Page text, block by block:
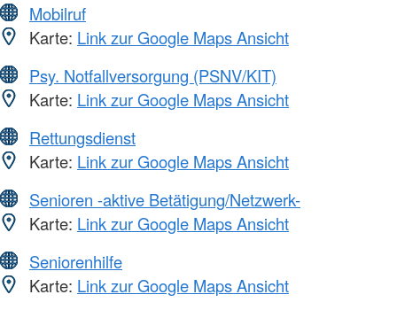
Mobilruf
Karte: Link zur Google Maps Ansicht
Psy. Notfallversorgung (PSNV/KIT)
Karte: Link zur Google Maps Ansicht
Rettungsdienst
Karte: Link zur Google Maps Ansicht
Senioren -aktive Betätigung/Netzwerk-
Karte: Link zur Google Maps Ansicht
Seniorenhilfe
Karte: Link zur Google Maps Ansicht